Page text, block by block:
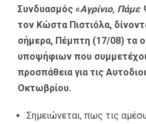
Συνδυασμός «Αγρίνιο, Πάμε
τον Κώστα Πιστιόλα,
σήμερα, Πέμπτη (17/08) τα
υποψήφιων που
προσπάθεια για τις
Οκτωβρίου.
Σημειώνεται, πως τις